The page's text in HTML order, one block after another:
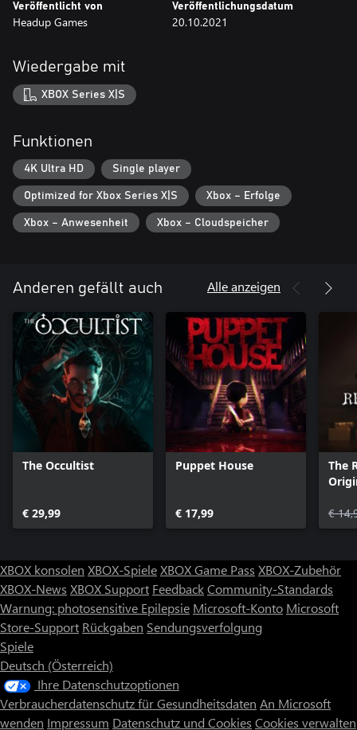
Veröffentlicht von
Headup Games
Veröffentlichungsdatum
20.10.2021
Wiedergabe mit
XBOX Series X|S
Funktionen
4K Ultra HD Single player
Optimized for Xbox Series X|S Xbox – Erfolge
Xbox – Anwesenheit Xbox – Cloudspeicher
Anderen gefällt auch Alle anzeigen
The Occultist
€ 29,99
Puppet House
€ 17,99
The
€
XBOX konsolen XBOX-SpieleXBOX Game Pass XBOX-Zubehör
XBOX-News XBOX Support FeedbackCommunity-Standards
Warnung: photosensitive Epilepsie Microsoft-Konto Microsoft
Store-Support Rückgaben Sendungsverfolgung
Spiele
Deutsch (Österreich)
Ihre Datenschutzoptionen
Verbraucherdatenschutz für Gesundheitsdaten An Microsoft
wenden Impressum Datenschutz und Cookies Cookies verwalten